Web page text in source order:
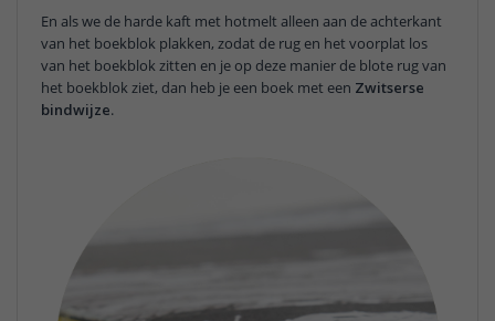
En als we de harde kaft met hotmelt alleen aan de achterkant
van het boekblok plakken, zodat de rug en het voorplat los
van het boekblok zitten en je op deze manier de blote rug van
het boekblok ziet, dan heb je een boek met een Zwitserse
bindwijze.